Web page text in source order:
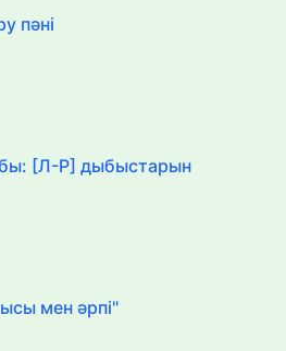
пәні
[Л-Р] дыбыстарын
мен әрпі"